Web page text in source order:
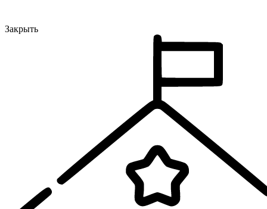
Закрыть